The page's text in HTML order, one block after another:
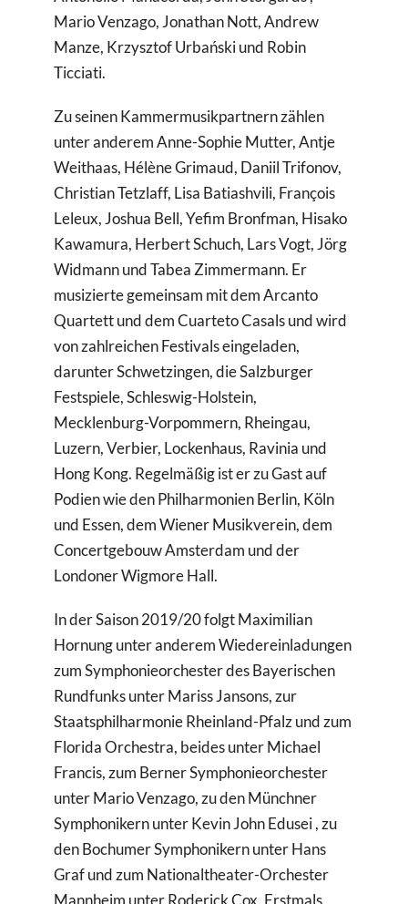
Mario Venzago, Jonathan Nott, Andrew
Manze, Krzysztof Urbański und Robin
Ticciati.
Zu seinen Kammermusikpartnern zählen
unter anderem Anne-Sophie Mutter, Antje
Weithaas, Hélène Grimaud, Daniil Trifonov,
Christian Tetzlaff, Lisa Batiashvili, François
Leleux, Joshua Bell, Yefim Bronfman, Hisako
Kawamura, Herbert Schuch, Lars Vogt, Jörg
Widmann und Tabea Zimmermann. Er
musizierte gemeinsam mit dem Arcanto
Quartett und dem Cuarteto Casals und wird
von zahlreichen Festivals eingeladen,
darunter Schwetzingen, die Salzburger
Festspiele, Schleswig-Holstein,
Mecklenburg-Vorpommern, Rheingau,
Luzern, Verbier, Lockenhaus, Ravinia und
Hong Kong. Regelmäßig ist er zu Gast auf
Podien wie den Philharmonien Berlin, Köln
und Essen, dem Wiener Musikverein, dem
Concertgebouw Amsterdam und der
Londoner Wigmore Hall.
In der Saison 2019/20 folgt Maximilian
Hornung unter anderem Wiedereinladungen
zum Symphonieorchester des Bayerischen
Rundfunks unter Mariss Jansons, zur
Staatsphilharmonie Rheinland-Pfalz und zum
Florida Orchestra, beides unter Michael
Francis, zum Berner Symphonieorchester
unter Mario Venzago, zu den Münchner
Symphonikern unter Kevin John Edusei , zu
den Bochumer Symphonikern unter Hans
Graf und zum Nationaltheater-Orchester
Mannheim unter Roderick Cox. Erstmals